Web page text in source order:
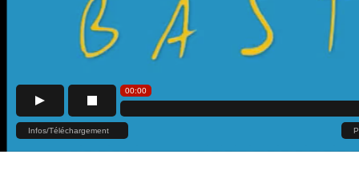
00:00
Infos/Téléchargement